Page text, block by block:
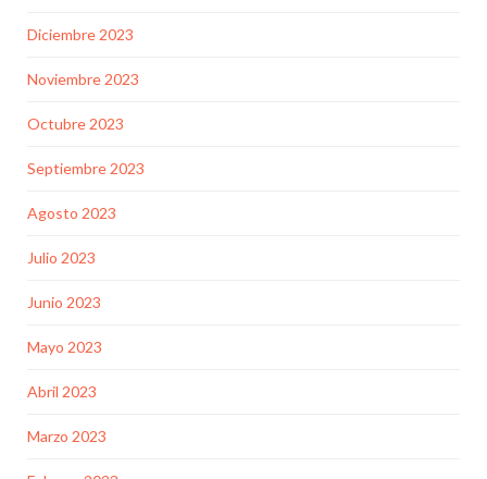
Diciembre 2023
Noviembre 2023
Octubre 2023
Septiembre 2023
Agosto 2023
Julio 2023
Junio 2023
Mayo 2023
Abril 2023
Marzo 2023